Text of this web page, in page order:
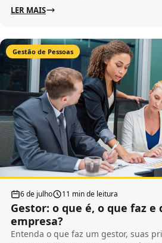
LER MAIS
Gestão de Pessoas
6 de julho 11 min de leitura
Gestor: o que é, o que faz e
empresa?
Entenda o que faz um gestor, suas